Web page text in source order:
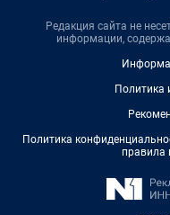
Редакция сайта не
информации,
Политика
Политика
правила